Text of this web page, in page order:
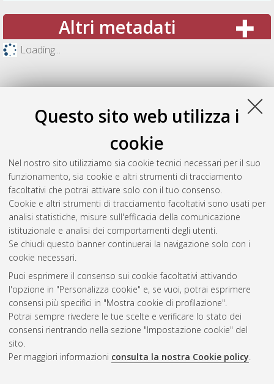
Questo sito web utilizza i
cookie
Nel nostro sito utilizziamo sia cookie tecnici necessari per il suo
funzionamento, sia cookie e altri strumenti di tracciamento
facoltativi che potrai attivare solo con il tuo consenso.
Cookie e altri strumenti di tracciamento facoltativi sono usati per
analisi statistiche, misure sull'efficacia della comunicazione
istituzionale e analisi dei comportamenti degli utenti.
Se chiudi questo banner continuerai la navigazione solo con i
cookie necessari.
Puoi esprimere il consenso sui cookie facoltativi attivando
l'opzione in "Personalizza cookie" e, se vuoi, potrai esprimere
consensi più specifici in "Mostra cookie di profilazione".
Potrai sempre rivedere le tue scelte e verificare lo stato dei
consensi rientrando nella sezione "Impostazione cookie" del
sito.
Per maggiori informazioni consulta la nostra Cookie policy.
Altri metadati
Loading...
Gestione del documento:
Atom
Rss 1.0
Rss 2.0
ISSN: 2038-7946